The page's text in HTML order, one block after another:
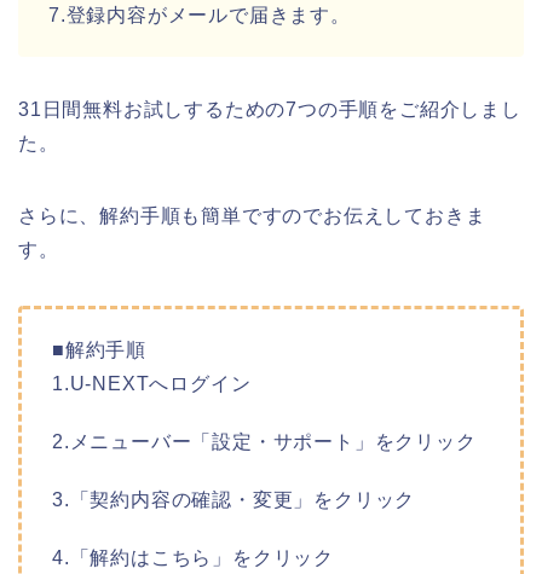
7.登録内容がメールで届きます。
31日間無料お試しするための7つの手順をご紹介しまし
た。
さらに、解約手順も簡単ですのでお伝えしておきま
す。
■解約手順
1.U-NEXTへログイン
2.メニューバー「設定・サポート」をクリック
3.「契約内容の確認・変更」をクリック
4.「解約はこちら」をクリック